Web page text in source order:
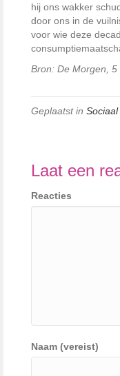
hij ons wakker
door ons in de
voor wie deze
Bron: De Morgen, 5
Geplaatst in Sociaal
Laat een
Reacties
Naam (vereist)